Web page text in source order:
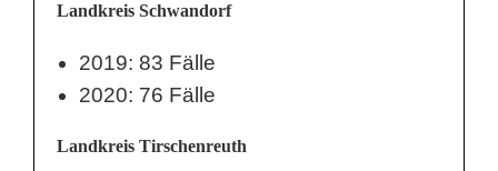
Landkreis Schwandorf
2019: 83 Fälle
2020: 76 Fälle
Landkreis Tirschenreuth